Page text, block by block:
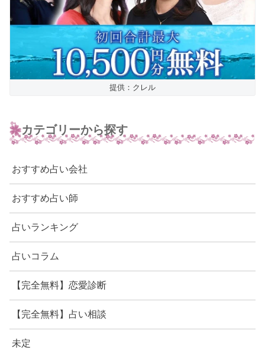
提供：クレル
カテゴリーから探す
おすすめ占い会社
おすすめ占い師
占いランキング
占いコラム
【完全無料】恋愛診断
【完全無料】占い相談
未定